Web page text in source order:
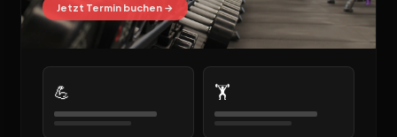
Jetzt Termin buchen →
💪 🏋️